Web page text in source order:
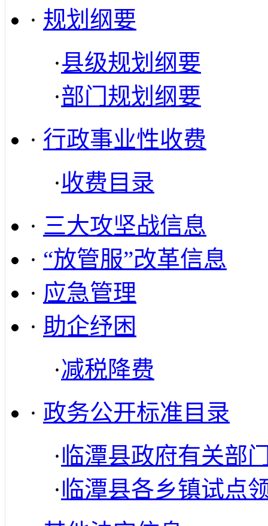
· 规划纲要
·县级规划纲要
·部门规划纲要
· 行政事业性收费
·收费目录
· 三大攻坚战信息
· “放管服”改革信息
· 应急管理
· 助企纾困
·减税降费
· 政务公开标准目录
·临潭县政府有关部
·临潭县各乡镇试点